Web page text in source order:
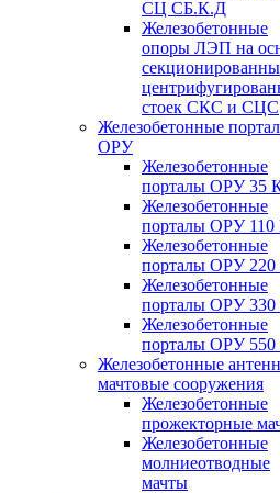
СЦ СБ.К.Д
Железобетонные
опоры ЛЭП на
стоек СКС и СЦС
Железобетонные
ОРУ
Железобетонные
порталы ОРУ 35
Железобетонные
порталы ОРУ
Железобетонные
порталы ОРУ
Железобетонные
порталы ОРУ
Железобетонные
порталы ОРУ
Железобетонные
мачтовые сооружения
Железобетонные
прожекторные
Железобетонные
молниеотводные
мачты